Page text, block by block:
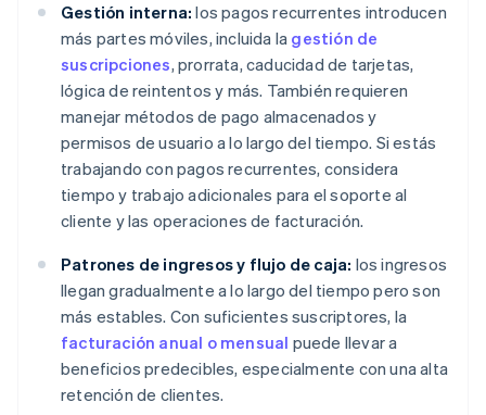
Gestión interna: los pagos recurrentes introducen
más partes móviles, incluida la gestión de
suscripciones, prorrata, caducidad de tarjetas,
lógica de reintentos y más. También requieren
manejar métodos de pago almacenados y
permisos de usuario a lo largo del tiempo. Si estás
trabajando con pagos recurrentes, considera
tiempo y trabajo adicionales para el soporte al
cliente y las operaciones de facturación.
Patrones de ingresos y flujo de caja: los ingresos
llegan gradualmente a lo largo del tiempo pero son
más estables. Con suficientes suscriptores, la
facturación anual o mensual puede llevar a
beneficios predecibles, especialmente con una alta
retención de clientes.